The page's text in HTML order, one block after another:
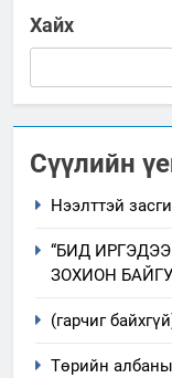
Хайх
Сүүлийн
Нээлттэй
“БИД
ЗОХИОН
(гарчиг
Төрийн